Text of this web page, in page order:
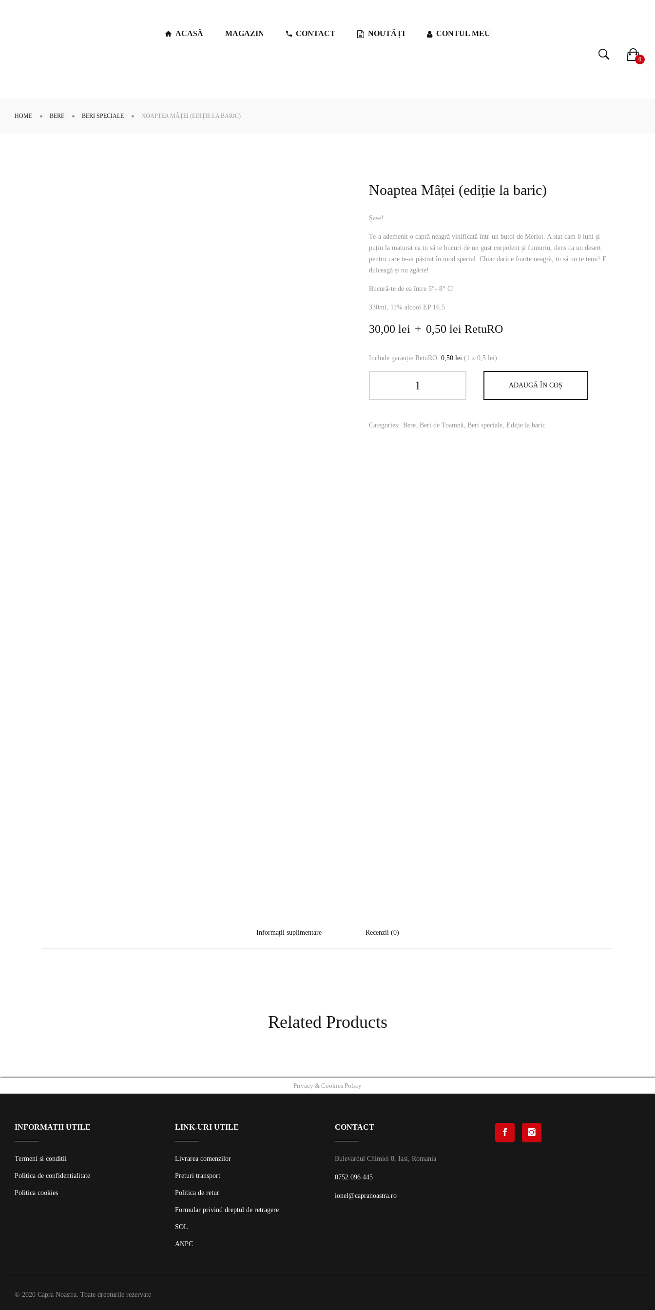
ACASĂ MAGAZIN CONTACT NOUTĂȚI CONTUL MEU
0
HOME BERE BERI SPECIALE NOAPTEA MÂȚEI (EDIȚIE LA BARIC)
Noaptea Mâței (ediție la baric)
Șase!
Te-a ademenit o capră neagră vinificată într-un butoi de Merlot. A stat cam 8 luni și
puțin la maturat ca tu să te bucuri de un gust corpolent și fumuriu, dens ca un desert
pentru care te-ai păstrat în mod special. Chiar dacă e foarte neagră, tu să nu te temi! E
dulceagă și nu zgârie!
Bucură-te de ea între 5°- 8° C!
330ml, 11% alcool EP 16.5
30,00 lei + 0,50 lei RetuRO
Include garanție RetuRO: 0,50 lei (1 x 0,5 lei)
ADAUGĂ ÎN COȘ
Categories: Bere Beri de Toamnă Beri speciale Ediție la baric
Informații suplimentare Recenzii (0)
Related Products
Privacy & Cookies Policy
INFORMATII UTILE
Termeni si conditii
Politica de confidentialitate
Politica cookies
LINK-URI UTILE
Livrarea comenzilor
Preturi transport
Politica de retur
Formular privind dreptul de retragere
SOL
ANPC
CONTACT
Bulevardul Chimiei 8, Iasi, Romania
0752 096 445
ionel@capranoastra.ro
© 2020 Capra Noastra. Toate drepturile rezervate